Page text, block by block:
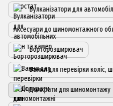
Вулканізатори для
Аксесуари до шиномонтажного
Борторозширювач
Ванни для перевірки коліс,
Домкрати для шиномонтажу